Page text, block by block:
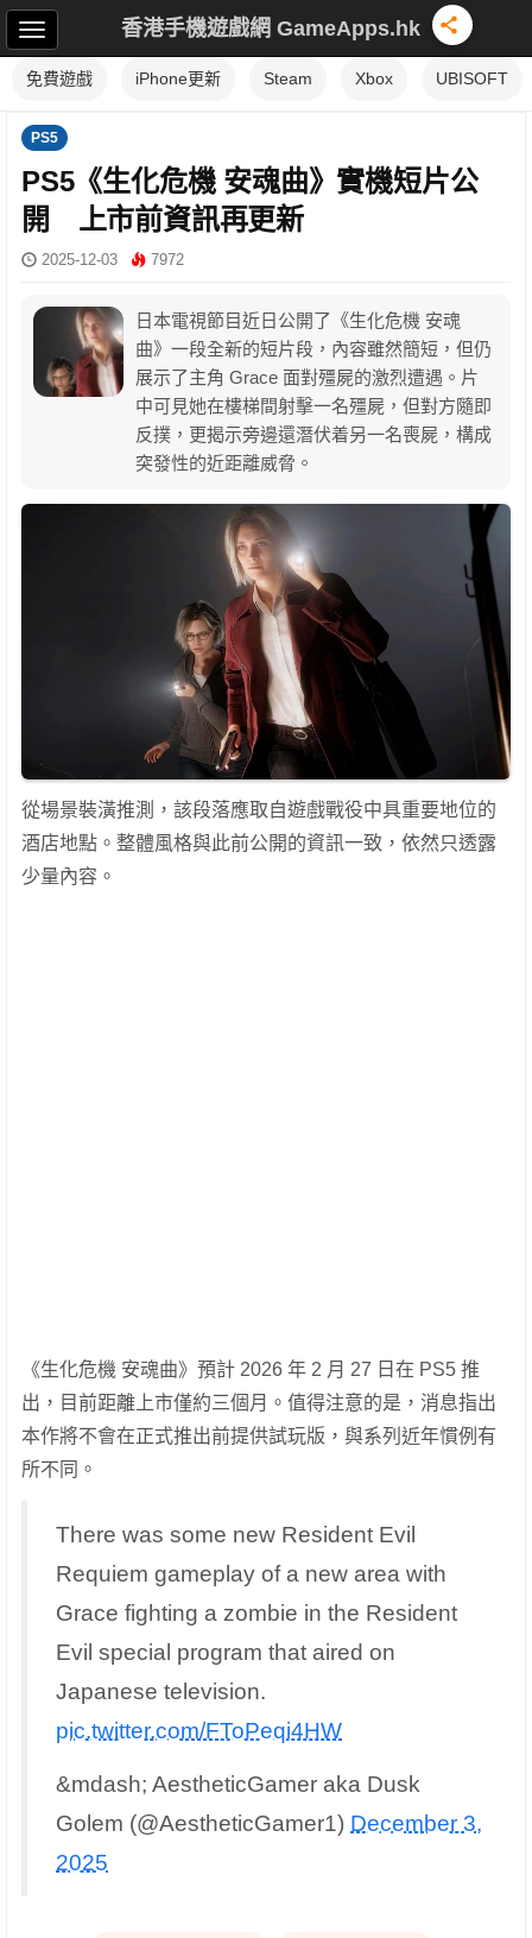
香港手機遊戲網 GameApps.hk
免費遊戲 iPhone更新 Steam Xbox UBISOFT
PS5
PS5《生化危機 安魂曲》實機短片公
開 上市前資訊再更新
2025-12-03 7972
日本電視節目近日公開了《生化危機 安魂
曲》一段全新的短片段，內容雖然簡短，但仍
展示了主角 Grace 面對殭屍的激烈遭遇。片
中可見她在樓梯間射擊一名殭屍，但對方隨即
反撲，更揭示旁邊還潛伏着另一名喪屍，構成
突發性的近距離威脅。
從場景裝潢推測，該段落應取自遊戲戰役中具重要地位的
酒店地點。整體風格與此前公開的資訊一致，依然只透露
少量內容。
《生化危機 安魂曲》預計 2026 年 2 月 27 日在 PS5 推
出，目前距離上市僅約三個月。值得注意的是，消息指出
本作將不會在正式推出前提供試玩版，與系列近年慣例有
所不同。
There was some new Resident Evil
Requiem gameplay of a new area with
Grace fighting a zombie in the Resident
Evil special program that aired on
Japanese television.
pic.twitter.com/FToPeqi4HW
&mdash; AestheticGamer aka Dusk
Golem (@AestheticGamer1) December 3,
2025